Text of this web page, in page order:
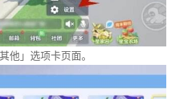
他」选项卡页面。